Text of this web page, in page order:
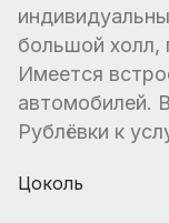
большой холл,
Имеется
автомобилей.
Рублёвки к
Цоколь